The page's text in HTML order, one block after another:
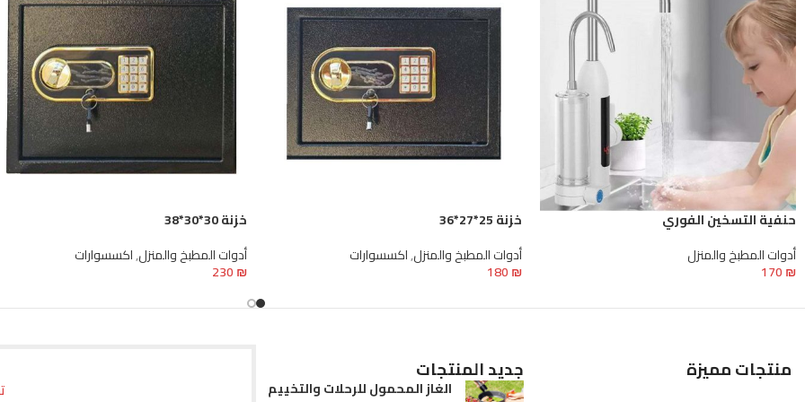
حنفية التسخين الفوري
أدوات المطبخ والمنزل
170₪
إضافة إلى السلة
خزنة 25*27*36
أدوات المطبخ والمنزل,اكسسوارات
180₪
إضافة إلى السلة
خزنة 30*30*38
أدوات المطبخ والمنزل,اكسسوارات
230₪
إضافة إلى السلة
منتجات مميزة جديد المنتجات
الغاز المحمول للرحلات والتخييم